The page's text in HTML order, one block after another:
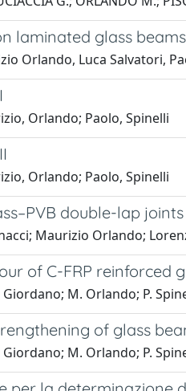
laminated glass
Orlando, Luca Salvatori,
Orlando; Paolo, Spinelli
Orlando; Paolo, Spinelli
double-lap joints
Maurizio Orlando;
of C-FRP reinforced
Giordano; M. Orlando; P.
of glass
Giordano; M. Orlando; P.